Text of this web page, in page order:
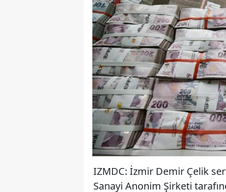
IZMDC: İzmir Demir Çelik
Sanayi Anonim Şirketi